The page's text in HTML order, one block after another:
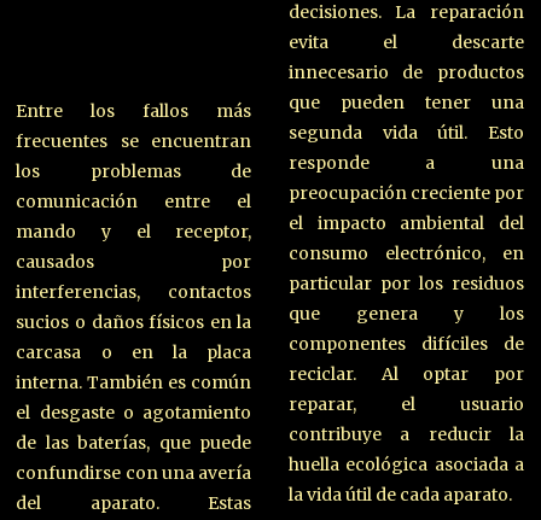
Entre los fallos más
frecuentes se encuentran
los problemas de
comunicación entre el
mando y el receptor,
causados por
interferencias, contactos
sucios o daños físicos en la
carcasa o en la placa
interna. También es común
el desgaste o agotamiento
de las baterías, que puede
confundirse con una avería
del aparato. Estas
decisiones. La reparación
evita el descarte
innecesario de productos
que pueden tener una
segunda vida útil. Esto
responde a una
preocupación creciente por
el impacto ambiental del
consumo electrónico, en
particular por los residuos
que genera y los
componentes difíciles de
reciclar. Al optar por
reparar, el usuario
contribuye a reducir la
huella ecológica asociada a
la vida útil de cada aparato.